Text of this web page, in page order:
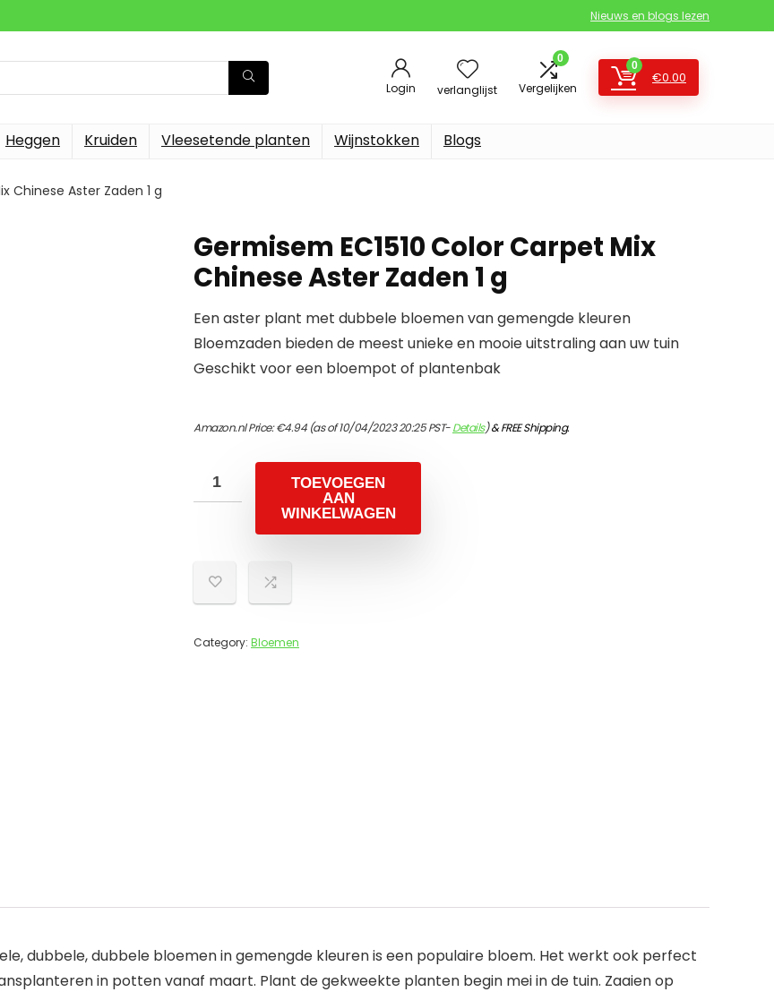
Nieuws en blogs lezen
Login verlanglijst
0
Vergelijken
0
€0.00
Heggen Kruiden Vleesetende planten Wijnstokken Blogs
Chinese Aster Zaden 1 g
Germisem EC1510 Color Carpet Mix
Chinese Aster Zaden 1 g
Een aster plant met dubbele bloemen van gemengde kleuren
Bloemzaden bieden de meest unieke en mooie uitstraling aan uw tuin
Geschikt voor een bloempot of plantenbak
Amazon.nl Price:€4.94(as of 10/04/2023 20:25 PST-Details)&FREE Shipping.
TOEVOEGEN
AAN
WINKELWAGEN
Category: Bloemen
dubbele, dubbele bloemen in gemengde kleuren is een populaire bloem. Het werkt ook perfect
in potten vanaf maart. Plant de gekweekte planten begin mei in de tuin. Zaaien op